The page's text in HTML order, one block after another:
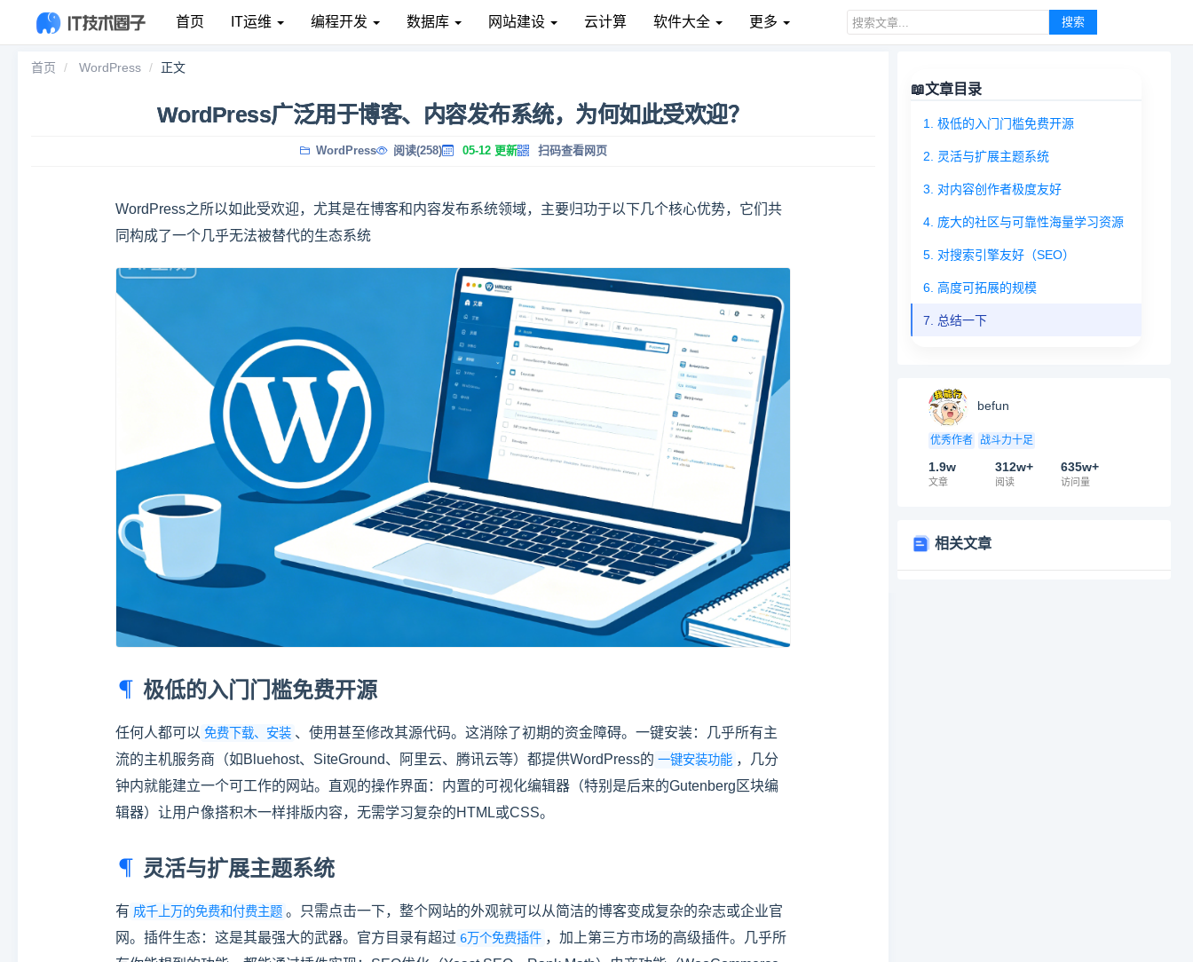
首页 IT运维 编程开发 数据库 网站建设 云计算 软件大全 更多 搜索
首页 WordPress 正文
WordPress广泛用于博客、内容发布系统，为何如此受欢迎？
WordPress 阅读(258) 05-12 更新 扫码查看网页
WordPress之所以如此受欢迎，尤其是在博客和内容发布系统领域，主要归功于以下几个核心优势，它们共
同构成了一个几乎无法被替代的生态系统
极低的入门门槛免费开源
任何人都可以 免费下载、安装 、使用甚至修改其源代码。这消除了初期的资金障碍。一键安装：几乎所有主
流的主机服务商（如Bluehost、SiteGround、阿里云、腾讯云等）都提供WordPress的 一键安装功能 ，几分
钟内就能建立一个可工作的网站。直观的操作界面：内置的可视化编辑器（特别是后来的Gutenberg区块编
辑器）让用户像搭积木一样排版内容，无需学习复杂的HTML或CSS。
灵活与扩展主题系统
有 成千上万的免费和付费主题 。只需点击一下，整个网站的外观就可以从简洁的博客变成复杂的杂志或企业官
网。插件生态：这是其最强大的武器。官方目录有超过 6万个免费插件 ，加上第三方市场的高级插件。几乎所
📖文章目录
1. 极低的入门门槛免费开源
2. 灵活与扩展主题系统
3. 对内容创作者极度友好
4. 庞大的社区与可靠性海量学习资源
5. 对搜索引擎友好（SEO）
6. 高度可拓展的规模
7. 总结一下
befun
优秀作者 战斗力十足
1.9w
文章
312w+
阅读
635w+
访问量
相关文章